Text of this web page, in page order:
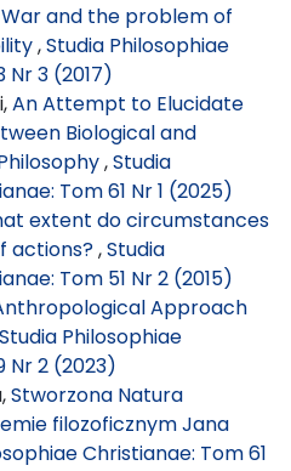
War and the problem of
,Studia Philosophiae
Nr 3 (2017)
An Attempt to Elucidate
Biological and
,Studia
Tom 61 Nr 1 (2025)
extent do circumstances
actions?,Studia
Tom 51 Nr 2 (2015)
Approach
Studia Philosophiae
Nr 2 (2023)
Stworzona Natura
filozoficznym Jana
Christianae: Tom 61